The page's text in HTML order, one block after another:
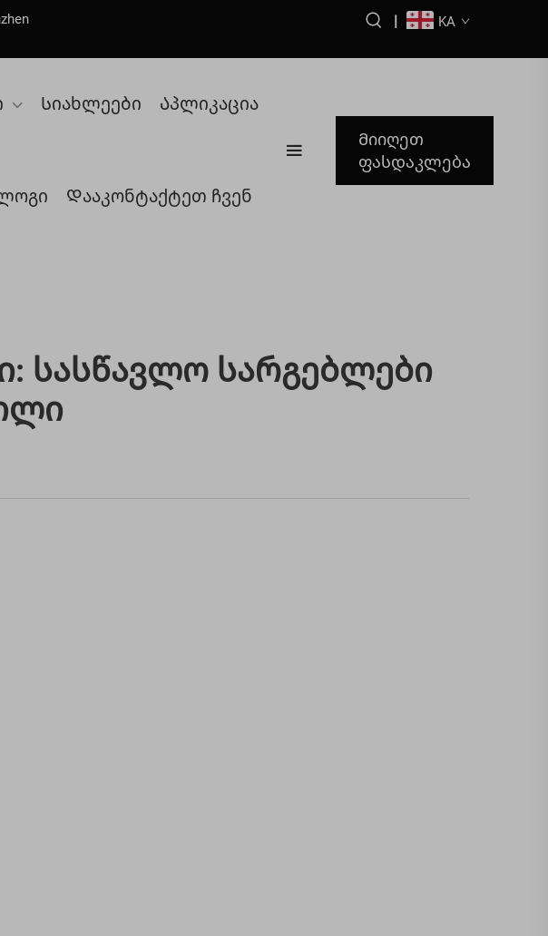
| KA
Სიახლეები Აპლიკაცია
Დააკონტაქტეთ ჩვენ
Მიიღეთ
ფასდაკლება
Სასწავლო Სარგებლები